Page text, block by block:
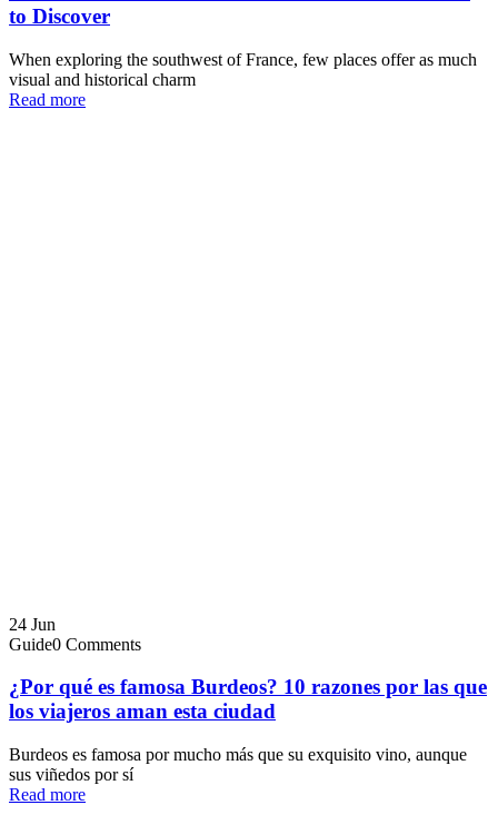
to Discover
When exploring the southwest of France, few places offer as much
visual and historical charm
Read more
24 Jun
Guide0 Comments
¿Por qué es famosa Burdeos? 10 razones por las que
los viajeros aman esta ciudad
Burdeos es famosa por mucho más que su exquisito vino, aunque
sus viñedos por sí
Read more